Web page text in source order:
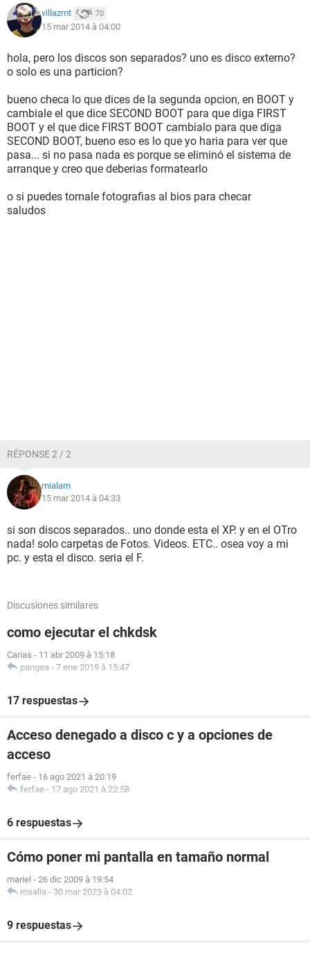
Standard CMOS Features
Advances BIOS features
Advances Chipset Features
Integranted periphrals
power management setup
No le Entiendo NADA!.. Entre al primero de TODOS stardrs.. y
ahi Salen los MASTES.. que pueden ser los Disco.. pero nose
y tambien en entre en la segunda opccion que esta lleno de
villazmt 70
15 mar 2014 à 04:00
hola, pero los discos son separados? uno es disco externo?
o solo es una particion?
bueno checa lo que dices de la segunda opcion, en BOOT y
cambiale el que dice SECOND BOOT para que diga FIRST
BOOT y el que dice FIRST BOOT cambialo para que diga
SECOND BOOT, bueno eso es lo que yo haria para ver que
pasa... si no pasa nada es porque se eliminó el sistema de
arranque y creo que deberias formatearlo
o si puedes tomale fotografias al bios para checar
saludos
RÉPONSE 2 / 2
mialam
15 mar 2014 à 04:33
si son discos separados.. uno donde esta el XP. y en el OTro
nada! solo carpetas de Fotos. Videos. ETC.. osea voy a mi
pc. y esta el disco. seria el F.
Discusiones similares
como ejecutar el chkdsk
Carias - 11 abr 2009 à 15:18
pangea - 7 ene 2019 à 15:47
17 respuestas
Acceso denegado a disco c y a opciones de
acceso
ferfae - 16 ago 2021 à 20:19
ferfae - 17 ago 2021 à 22:58
6 respuestas
Cómo poner mi pantalla en tamaño normal
mariel - 26 dic 2009 à 19:54
rosalia - 30 mar 2023 à 04:02
9 respuestas